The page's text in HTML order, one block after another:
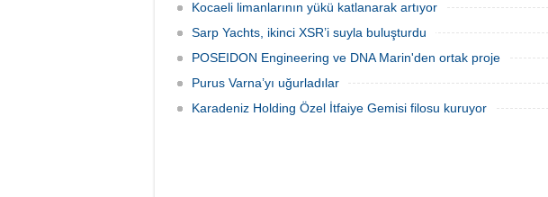
Kocaeli limanlarının yükü katlanarak artıyor
Sarp Yachts, ikinci XSR’i suyla buluşturdu
POSEIDON Engineering ve DNA Marin'den ortak proje
Purus Varna’yı uğurladılar
Karadeniz Holding Özel İtfaiye Gemisi filosu kuruyor